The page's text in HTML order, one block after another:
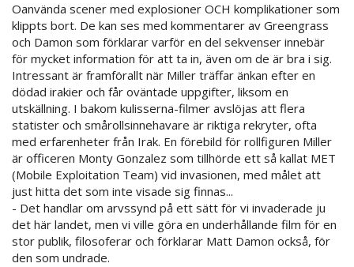
Oanvända scener med explosioner OCH komplikationer som
klippts bort. De kan ses med kommentarer av Greengrass
och Damon som förklarar varför en del sekvenser innebär
för mycket information för att ta in, även om de är bra i sig.
Intressant är framförallt när Miller träffar änkan efter en
dödad irakier och får oväntade uppgifter, liksom en
utskällning. I bakom kulisserna-filmer avslöjas att flera
statister och smårollsinnehavare är riktiga rekryter, ofta
med erfarenheter från Irak. En förebild för rollfiguren Miller
är officeren Monty Gonzalez som tillhörde ett så kallat MET
(Mobile Exploitation Team) vid invasionen, med målet att
just hitta det som inte visade sig finnas...
- Det handlar om arvssynd på ett sätt för vi invaderade ju
det här landet, men vi ville göra en underhållande film för en
stor publik, filosoferar och förklarar Matt Damon också, för
den som undrade.